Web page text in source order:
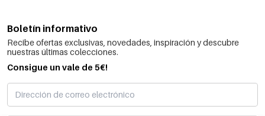
Boletín informativo
Recibe ofertas exclusivas, novedades, inspiración y descubre
nuestras últimas colecciones.
Consigue un vale de 5€!